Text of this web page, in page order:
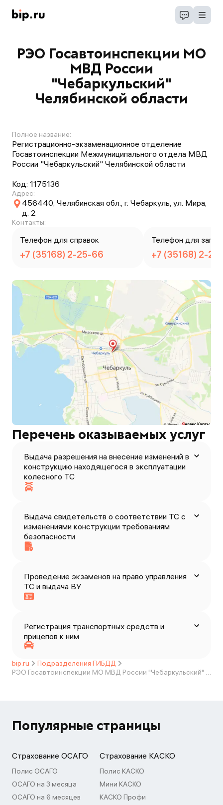
РЭО Госавтоинспекции МО
МВД России
"Чебаркульский"
Челябинской области
Полное название:
Регистрационно-экзаменационное отделение
Госавтоинспекции Межмуниципального отдела МВД
России "Чебаркульский" Челябинской области
Код: 1175136
Адрес:
456440, Челябинская обл., г. Чебаркуль, ул. Мира,
д. 2
Контакты:
Телефон для справок
+7 (35168) 2-25-66
Телефон для
+7 (35168) 2-
Перечень оказываемых услуг
Выдача разрешения на внесение изменений в
конструкцию находящегося в эксплуатации
колесного ТС
Выдача свидетельств о соответствии ТС с
изменениями конструкции требованиям
безопасности
Проведение экзаменов на право управления
ТС и выдача ВУ
Регистрация транспортных средств и
прицепов к ним
bip.ru
Подразделения ГИБДД
РЭО Госавтоинспекции МО МВД России "Чебаркульский" Челябинской области
Популярные страницы
Страхование ОСАГО
Полис ОСАГО
ОСАГО на 3 месяца
ОСАГО на 6 месяцев
Страхование КАСКО
Полис КАСКО
Мини КАСКО
КАСКО Профи